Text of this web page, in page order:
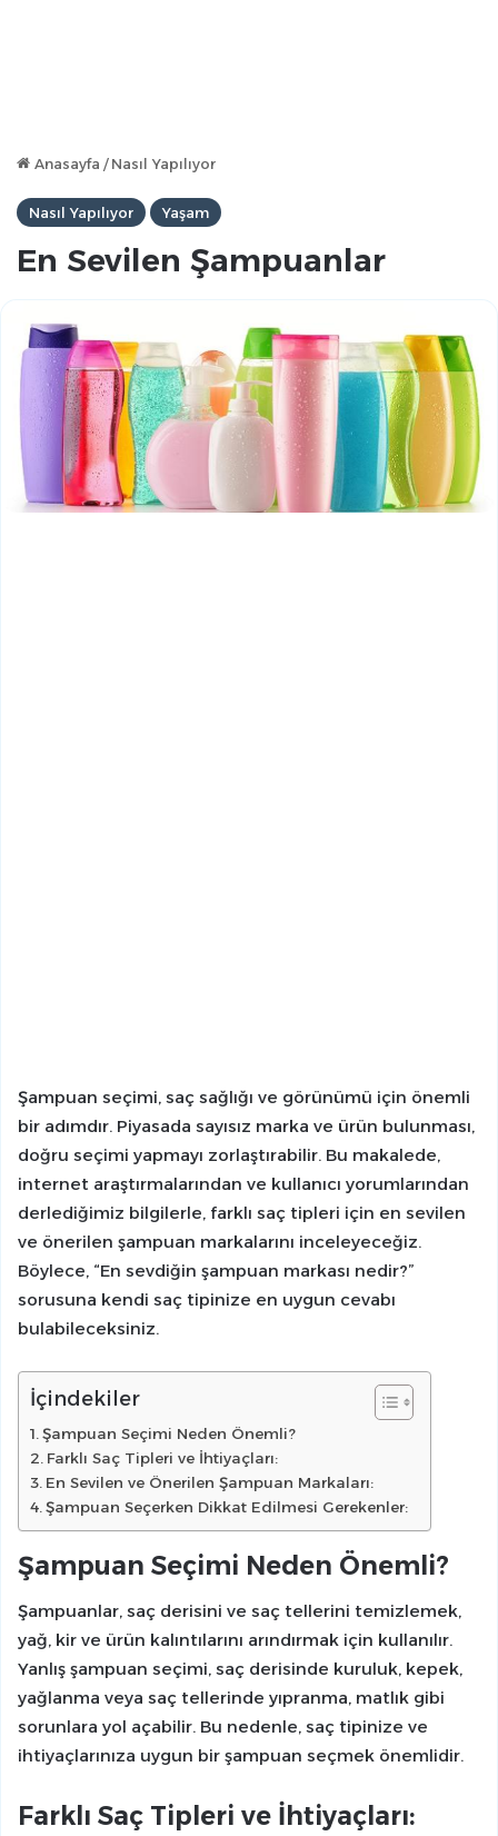
Anasayfa / Nasıl Yapılıyor
Nasıl Yapılıyor Yaşam
En Sevilen Şampuanlar
Şampuan seçimi, saç sağlığı ve görünümü için önemli
bir adımdır. Piyasada sayısız marka ve ürün bulunması,
doğru seçimi yapmayı zorlaştırabilir. Bu makalede,
internet araştırmalarından ve kullanıcı yorumlarından
derlediğimiz bilgilerle, farklı saç tipleri için en sevilen
ve önerilen şampuan markalarını inceleyeceğiz.
Böylece, “En sevdiğin şampuan markası nedir?”
sorusuna kendi saç tipinize en uygun cevabı
bulabileceksiniz.
İçindekiler
Şampuan Seçimi Neden Önemli?
Farklı Saç Tipleri ve İhtiyaçları:
En Sevilen ve Önerilen Şampuan Markaları:
Şampuan Seçerken Dikkat Edilmesi Gerekenler:
Şampuan Seçimi Neden Önemli?
Şampuanlar, saç derisini ve saç tellerini temizlemek,
yağ, kir ve ürün kalıntılarını arındırmak için kullanılır.
Yanlış şampuan seçimi, saç derisinde kuruluk, kepek,
yağlanma veya saç tellerinde yıpranma, matlık gibi
sorunlara yol açabilir. Bu nedenle, saç tipinize ve
ihtiyaçlarınıza uygun bir şampuan seçmek önemlidir.
Farklı Saç Tipleri ve İhtiyaçları: